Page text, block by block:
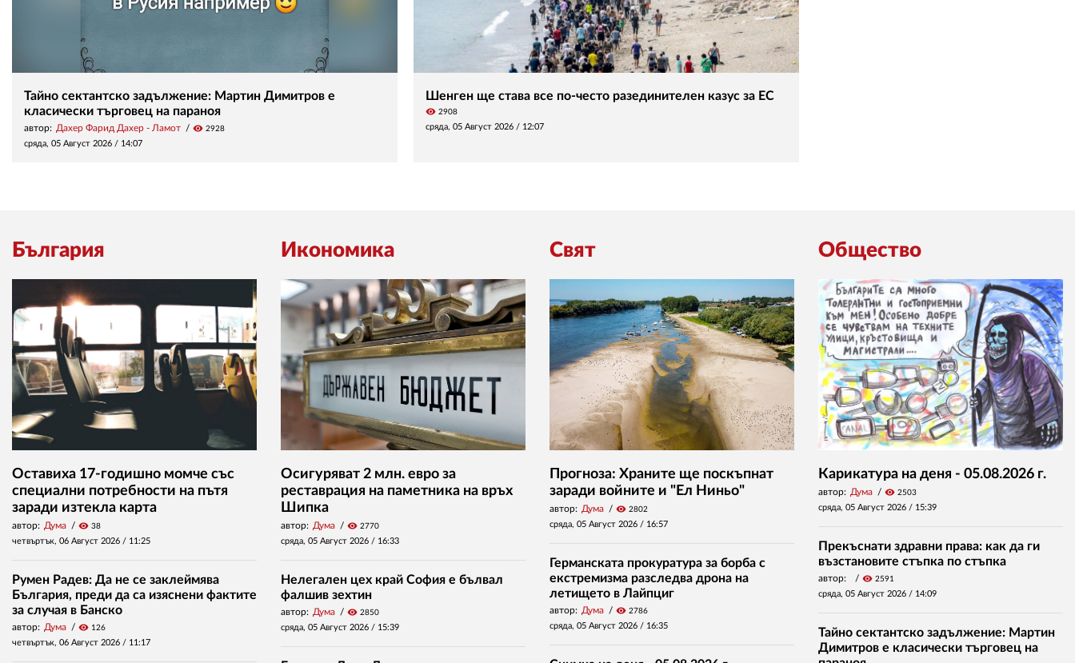
Тайно сектантско задължение: Мартин Димитров е
класически търговец на параноя
автор: Дахер Фарид Дахер - Ламот visibility 2928
сряда, 05 Август 2026 / 14:07
Шенген ще става все по-често разединителен казус за ЕС
visibility 2908
сряда, 05 Август 2026 / 12:07
България
Оставиха 17-годишно момче със
специални потребности на пътя
заради изтекла карта
автор: Дума visibility 38
четвъртък, 06 Август 2026 / 11:25
Румен Радев: Да не се заклеймява
България, преди да са изяснени фактите
за случая в Банско
автор: Дума visibility 126
четвъртък, 06 Август 2026 / 11:17
Икономика
Осигуряват 2 млн. евро за
реставрация на паметника на връх
Шипка
автор: Дума visibility 2770
сряда, 05 Август 2026 / 16:33
Нелегален цех край София е бълвал
фалшив зехтин
автор: Дума visibility 2850
сряда, 05 Август 2026 / 15:39
Свят
Прогноза: Храните ще поскъпнат
заради войните и "Ел Ниньо"
автор: Дума visibility 2802
сряда, 05 Август 2026 / 16:57
Германската прокуратура за борба с
екстремизма разследва дрона на
летището в Лайпциг
автор: Дума visibility 2786
сряда, 05 Август 2026 / 16:35
Общество
Карикатура на деня - 05.08.2026 г.
автор: Дума visibility 2503
сряда, 05 Август 2026 / 15:39
Прекъснати здравни права: как да ги
възстановите стъпка по стъпка
автор: visibility 2591
сряда, 05 Август 2026 / 14:09
Тайно сектантско задължение: Мартин
Димитров е класически търговец на